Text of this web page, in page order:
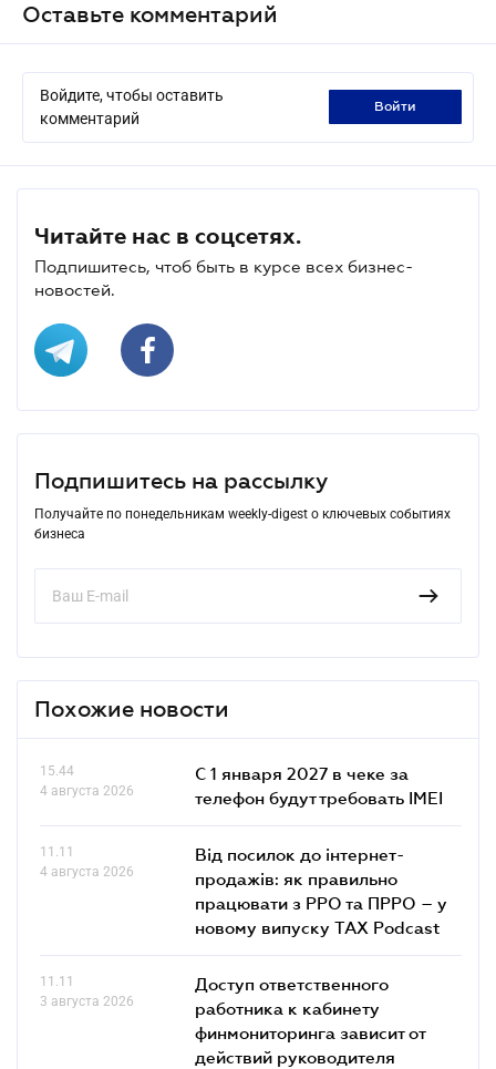
Оставьте комментарий
Войдите, чтобы оставить
комментарий
войти
Читайте нас в соцсетях.
Подпишитесь, чтоб быть в курсе всех бизнес-
новостей.
Подпишитесь на рассылку
Получайте по понедельникам weekly-digest о ключевых событиях
бизнеса
Похожие новости
15.44
4 августа 2026
С 1 января 2027 в чеке за
телефон будут требовать IMEI
11.11
4 августа 2026
Від посилок до інтернет-
продажів: як правильно
працювати з РРО та ПРРО – у
новому випуску TAX Podcast
11.11
3 августа 2026
Доступ ответственного
работника к кабинету
финмониторинга зависит от
действий руководителя